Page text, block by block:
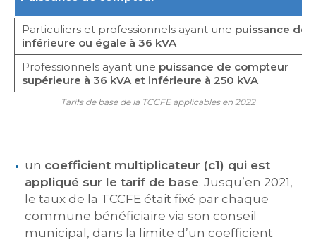
Particuliers et professionnels ayant une puissance de
inférieure ou égale à 36 kVA
Professionnels ayant une puissance de compteur
supérieure à 36 kVA et inférieure à 250 kVA
Tarifs de base de la TCCFE applicables en 2022
un coefficient multiplicateur (c1) qui est
appliqué sur le tarif de base. Jusqu’en 2021,
le taux de la TCCFE était fixé par chaque
commune bénéficiaire via son conseil
municipal, dans la limite d’un coefficient